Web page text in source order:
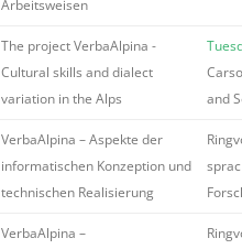
Arbeitsweisen
The project VerbaAlpina -
Cultural skills and dialect
variation in the Alps
and
VerbaAlpina – Aspekte der
informatischen Konzeption und
technischen Realisierung
VerbaAlpina –